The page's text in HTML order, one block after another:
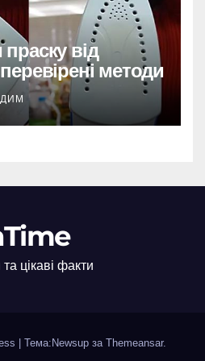
від
методи
цікаві факти
| Тема:Newsup за Themeansar.